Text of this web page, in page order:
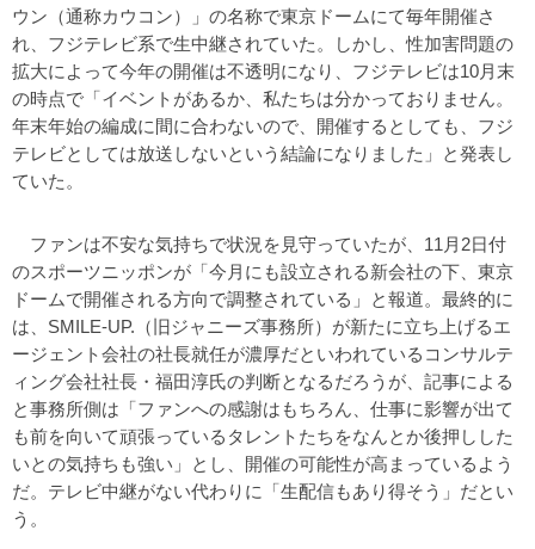
ウン（通称カウコン）」の名称で東京ドームにて毎年開催さ
れ、フジテレビ系で生中継されていた。しかし、性加害問題の
拡大によって今年の開催は不透明になり、フジテレビは10月末
の時点で「イベントがあるか、私たちは分かっておりません。
年末年始の編成に間に合わないので、開催するとしても、フジ
テレビとしては放送しないという結論になりました」と発表し
ていた。
ファンは不安な気持ちで状況を見守っていたが、11月2日付
のスポーツニッポンが「今月にも設立される新会社の下、東京
ドームで開催される方向で調整されている」と報道。最終的に
は、SMILE-UP.（旧ジャニーズ事務所）が新たに立ち上げるエ
ージェント会社の社長就任が濃厚だといわれているコンサルテ
ィング会社社長・福田淳氏の判断となるだろうが、記事による
と事務所側は「ファンへの感謝はもちろん、仕事に影響が出て
も前を向いて頑張っているタレントたちをなんとか後押しした
いとの気持ちも強い」とし、開催の可能性が高まっているよう
だ。テレビ中継がない代わりに「生配信もあり得そう」だとい
う。